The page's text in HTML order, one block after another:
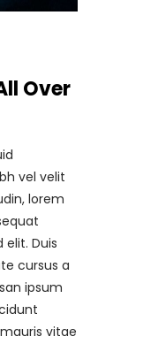
Over
vel velit
lorem
Duis
cursus a
ipsum
vitae